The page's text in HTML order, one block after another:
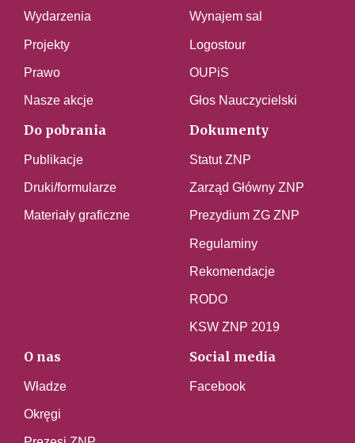
Wydarzenia
Projekty
Prawo
Nasze akcje
Wynajem sal
Logostour
OUPiS
Głos Nauczycielski
Do pobrania
Publikacje
Druki/formularze
Materiały graficzne
Dokumenty
Statut ZNP
Zarząd Główny ZNP
Prezydium ZG ZNP
Regulaminy
Rekomendacje
RODO
KSW ZNP 2019
O nas
Władze
Okręgi
Social media
Facebook